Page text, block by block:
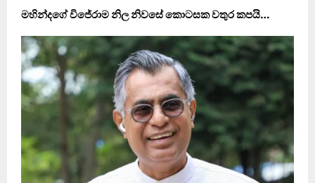
මහින්දගේ විජේරාම නිල නිවසේ කොටසක වතුර කපයි…